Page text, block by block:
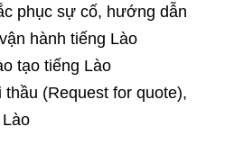
phục sự cố, hướng dẫn
hành tiếng Lào
tạo tiếng Lào
(Request for quote),